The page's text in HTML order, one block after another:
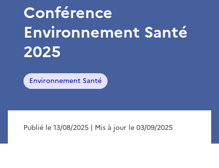
Conférence
Environnement Santé
2025
Environnement Santé
Publié le 13/08/2025 | Mis à jour le 03/09/2025